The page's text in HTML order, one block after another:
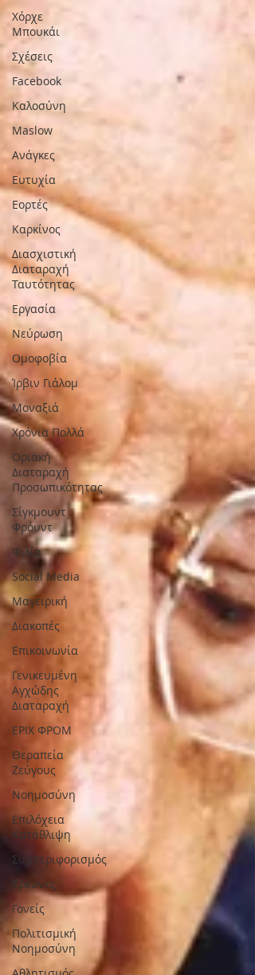
Χόρχε
Μπουκάι
Σχέσεις
Facebook
Καλοσύνη
Maslow
Ανάγκες
Ευτυχία
Εορτές
Καρκίνος
Διασχιστική
Διαταραχή
Ταυτότητας
Εργασία
Νεύρωση
Oμοφοβία
Ίρβιν Γιάλομ
Μοναξιά
Χρόνια Πολλά
Οριακή
Διαταραχή
Προσωπικότητας
Σίγκμουντ
Φρόυντ
Φιλία
Social Media
Μαγειρική
Διακοπές
Επικοινωνία
Γενικευμένη
Αγχώδης
Διαταραχή
ΕΡΙΧ ΦΡΟΜ
Θεραπεία
Ζεύγους
Νοημοσύνη
Επιλόχεια
Κατάθλιψη
Συμπεριφορισμός
Έρευνες
Γονείς
Πολιτισμική
Nοημοσύνη